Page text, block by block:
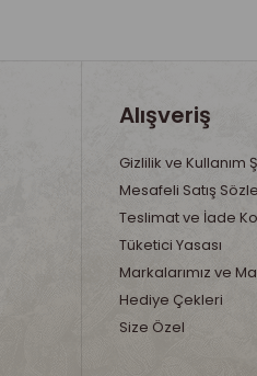
Alışveriş
Gizlilik ve Kullanım
Mesafeli Satış
Teslimat ve İade
Tüketici Yasası
Markalarımız ve
Hediye Çekleri
Size Özel